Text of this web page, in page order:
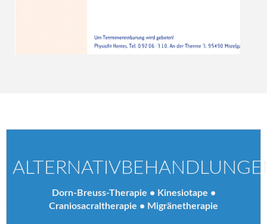
Dorn-Breuss-Therapie • Kinesiotape •
Craniosacraltherapie • Migränetherapie